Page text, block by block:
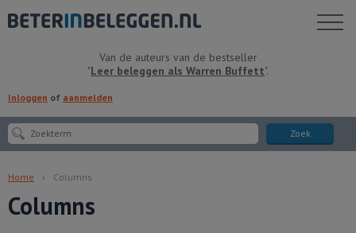
Van de auteurs van de bestseller
"Leer beleggen als Warren Buffett".
Inloggen of aanmelden
Zoek
Toon
Home Columns
Columns